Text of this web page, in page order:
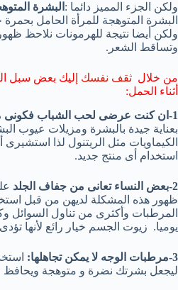
ولكن الجزء المميز دائما : البشرة
البشرة المتوهجة للمرأة الحامل
ولكن أيضا نتيجة للهرمونات نلاحظ
وتساقط الشعر.
من خلال ثقف نفسك إليك بعض سبل
أثناء الحمل:
1-ان كنت عرضى لحب الشباب فكونى مستعدة.
بعناية جيدة بالبشرة ومزيلات عيوب
الكيماويات مثل الريتنول لذا استشيرى
استخدام أى منتج جديد.
2-بعض النساء تعانى من جفاف الجلد
ظهور هذه المشكلة لديهن من قبل
المرطبات وأكثرى من تناول السوائل
يوميا. زيوت الجسم خيار رائع لأنها
3-مرطبات الوجه لا يمكن تجاهلها:
ليجعل بشرتك نضرة و متوهجة ويحافظ